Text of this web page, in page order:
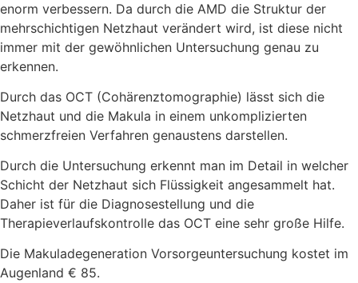
enorm verbessern. Da durch die AMD die Struktur der
mehrschichtigen Netzhaut verändert wird, ist diese nicht
immer mit der gewöhnlichen Untersuchung genau zu
erkennen.
Durch das OCT (Cohärenztomographie) lässt sich die
Netzhaut und die Makula in einem unkomplizierten
schmerzfreien Verfahren genaustens darstellen.
Durch die Untersuchung erkennt man im Detail in welcher
Schicht der Netzhaut sich Flüssigkeit angesammelt hat.
Daher ist für die Diagnosestellung und die
Therapieverlaufskontrolle das OCT eine sehr große Hilfe.
Die Makuladegeneration­ Vorsorgeuntersuchung kostet im
Augenland € 85.­